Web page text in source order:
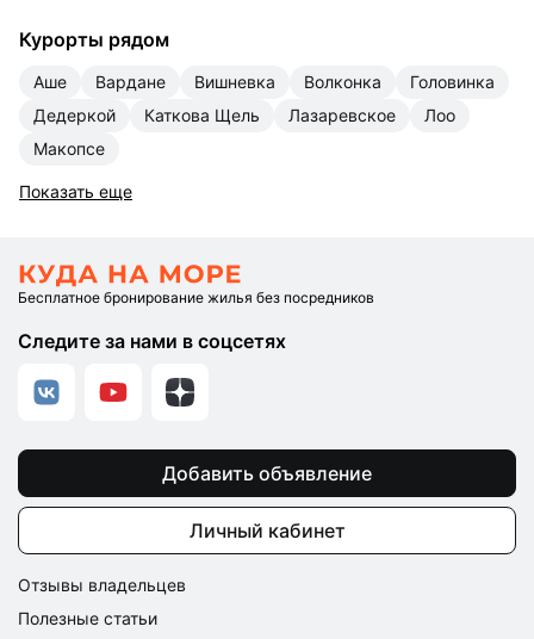
Курорты рядом
Аше Вардане Вишневка Волконка
Головинка
Дедеркой
Каткова Щель Лазаревское
Лоо
Макопсе
Показать еще
Бесплатное бронирование жилья без посредников
Следите за нами в соцсетях
Добавить объявление
Личный кабинет
Отзывы владельцев
Полезные статьи